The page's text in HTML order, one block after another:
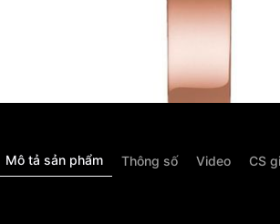
Mô tả sản phẩm Thông số Video CS